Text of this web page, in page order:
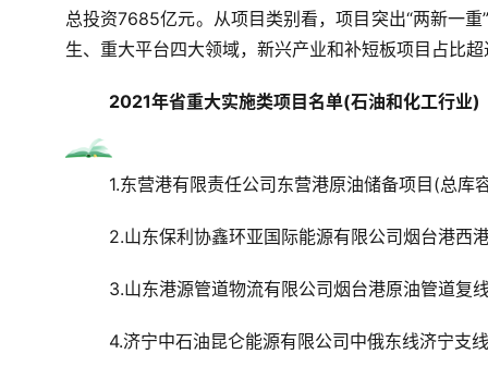
总投资7685亿元。从项目类别看，项目突出“两新一
生、重大平台四大领域，新兴产业和补短板项目占比
2021年省重大实施类项目名单(石油和化工行业)
1.东营港有限责任公司东营港原油储备项目(总库
2.山东保利协鑫环亚国际能源有限公司烟台港西
3.山东港源管道物流有限公司烟台港原油管道复
4.济宁中石油昆仑能源有限公司中俄东线济宁支